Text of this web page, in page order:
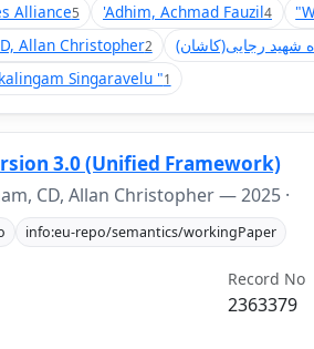
Alliance5 'Adhim, Achmad Fauzil4
Allan Christopher2 شهید رجایی(کاشان
Singaravelu "1
3.0 (Unified Framework)
CD, Allan Christopher —2025 ·
info:eu-repo/semantics/workingPaper
Record No
2363379